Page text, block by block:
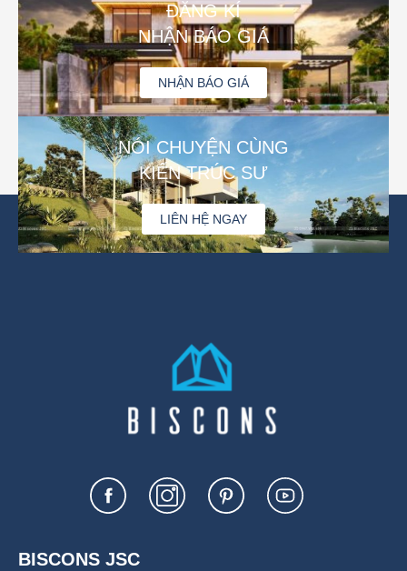
ĐĂNG KÍ
NHẬN BÁO GIÁ
NHẬN BÁO GIÁ
NÓI CHUYỆN CÙNG
KIẾN TRÚC SƯ
LIÊN HỆ NGAY
BISCONS JSC